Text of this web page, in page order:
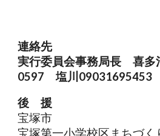
連絡先
実行委員会事務局長 喜多
0597 塩川09031695453
後 援
宝塚市
宝塚第一小学校区まちづ